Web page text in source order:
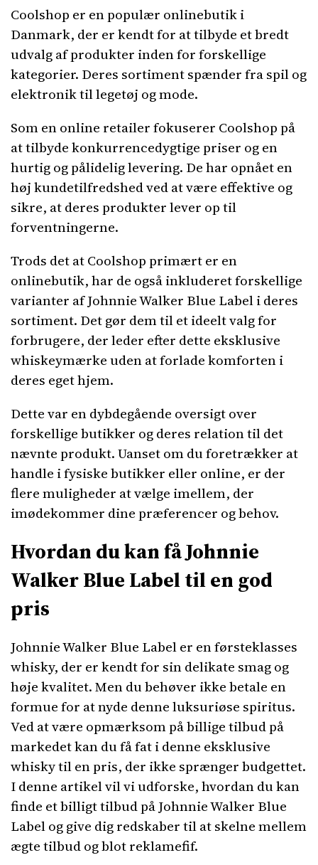
Coolshop er en populær onlinebutik i
Danmark, der er kendt for at tilbyde et bredt
udvalg af produkter inden for forskellige
kategorier. Deres sortiment spænder fra spil og
elektronik til legetøj og mode.
Som en online retailer fokuserer Coolshop på
at tilbyde konkurrencedygtige priser og en
hurtig og pålidelig levering. De har opnået en
høj kundetilfredshed ved at være effektive og
sikre, at deres produkter lever op til
forventningerne.
Trods det at Coolshop primært er en
onlinebutik, har de også inkluderet forskellige
varianter af Johnnie Walker Blue Label i deres
sortiment. Det gør dem til et ideelt valg for
forbrugere, der leder efter dette eksklusive
whiskeymærke uden at forlade komforten i
deres eget hjem.
Dette var en dybdegående oversigt over
forskellige butikker og deres relation til det
nævnte produkt. Uanset om du foretrækker at
handle i fysiske butikker eller online, er der
flere muligheder at vælge imellem, der
imødekommer dine præferencer og behov.
Hvordan du kan få Johnnie
Walker Blue Label til en god
pris
Johnnie Walker Blue Label er en førsteklasses
whisky, der er kendt for sin delikate smag og
høje kvalitet. Men du behøver ikke betale en
formue for at nyde denne luksuriøse spiritus.
Ved at være opmærksom på billige tilbud på
markedet kan du få fat i denne eksklusive
whisky til en pris, der ikke sprænger budgettet.
I denne artikel vil vi udforske, hvordan du kan
finde et billigt tilbud på Johnnie Walker Blue
Label og give dig redskaber til at skelne mellem
ægte tilbud og blot reklamefif.